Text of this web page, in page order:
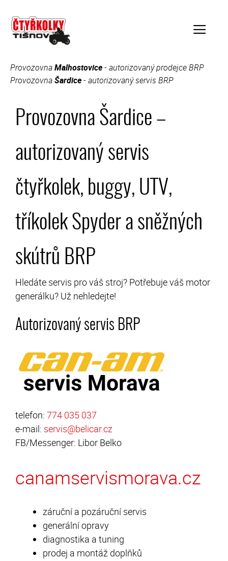
obsah
Menu
ProvozovnaMalhostovice- autorizovaný prodejce BRP
ProvozovnaŠardice- autorizovaný servis BRP
Provozovna Šardice –
autorizovaný servis
čtyřkolek, buggy, UTV,
tříkolek Spyder a sněžných
skútrů BRP
Hledáte servis pro váš stroj? Potřebuje váš motor
generálku? Už nehledejte!
Autorizovaný servis BRP
telefon: 774 035 037
e-mail: servis@belicar.cz
FB/Messenger: Libor Belko
canamservismorava.cz
záruční a pozáruční servis
generální opravy
diagnostika a tuning
prodej a montáž doplňků